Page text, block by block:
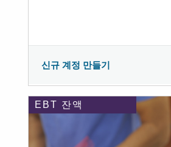
신규 계정 만들기
EBT 잔액